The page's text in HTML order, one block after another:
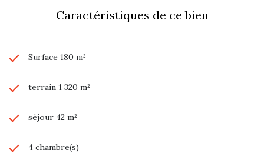
Caractéristiques de ce bien
Surface 180 m²
terrain 1 320 m²
séjour 42 m²
4 chambre(s)